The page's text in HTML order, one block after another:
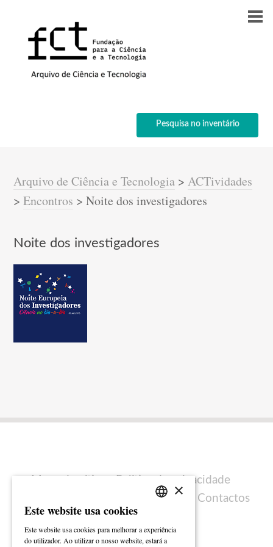
Pesquisa no inventário
Arquivo de Ciência e Tecnologia >ACTividades
>Encontros >Noite dos investigadores
Noite dos investigadores
Mapa do sítio
Política de privacidade
Ficha técnica Contactos
ENGLISH
×
Este website usa cookies
Este website usa cookies para melhorar a experiência
do utilizador. Ao utilizar o nosso website, estará a